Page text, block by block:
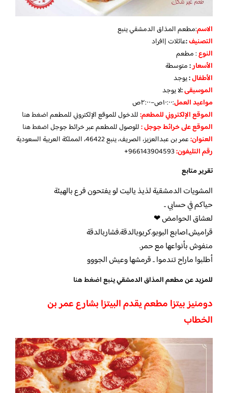
الاسم:مطعم المذاق الدمشقي ينبع
التصنيف:عائلات |افراد
النوع: مطعم
الأسعار:متوسطة
الأطفال:يوجد
الموسيقى:لايوجد
مواعيد العمل:١٠:٠٠ص–٢:٠٠ص
الموقع الإلكتروني للمطعم:للدخول للموقع الإلكتروني للمطعماضغط هنا
الموقع على خرائط جوجل :للوصول للمطعم عبر خرائط جوجلاضغط هنا
العنوان:عمر بن عبدالعزيز، الصريف، ينبع 46422، المملكة العربية السعودية
رقم التليفون:
تقرير متابع
المشويات الدمشقية لذيذ ياليت لو يفتحون فرع بالهيئة
حياكم في حسابي ..
لعشاق الحوامض ❤
قراميش.اصابع البوبو.كربوبالدقة.فشاربالدقة
منفوش بأنواعها مع حمر.
أطلبوا ماراح تندموا .. قرمشها وعيش الجووو
للمزيد عن مطعم المذاق الدمشقي ينبعاضغط هنا
دومنيز بيتزا مطعم يقدم البيتزا بشارع عمر بن
الخطاب